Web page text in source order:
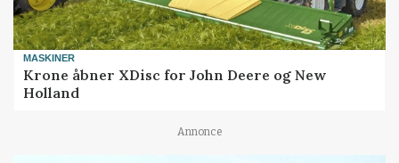
MASKINER
Krone åbner XDisc for John Deere og New
Holland
Annonce